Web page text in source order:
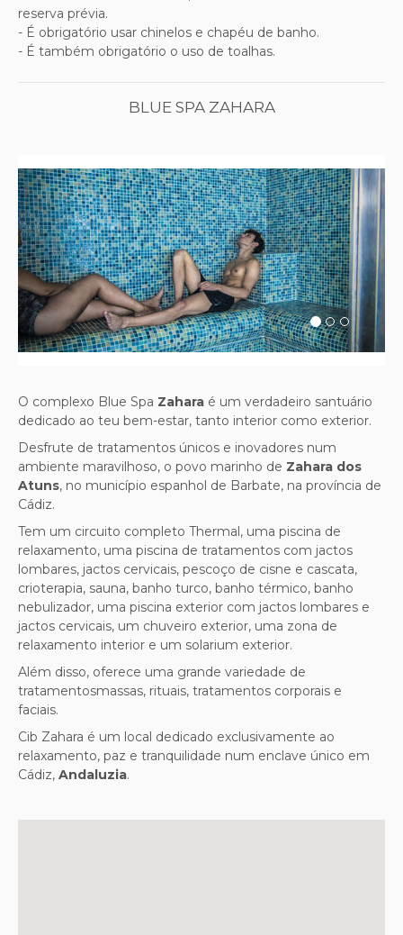
reserva prévia.
- É obrigatório usar chinelos e chapéu de banho.
- É também obrigatório o uso de toalhas.
BLUE SPA ZAHARA
Previous Next
O complexo Blue Spa Zahara é um verdadeiro santuário
dedicado ao teu bem-estar, tanto interior como exterior.
Desfrute de tratamentos únicos e inovadores num
ambiente maravilhoso, o povo marinho de Zahara dos
Atuns, no município espanhol de Barbate, na província de
Cádiz.
Tem um circuito completo Thermal, uma piscina de
relaxamento, uma piscina de tratamentos com jactos
lombares, jactos cervicais, pescoço de cisne e cascata,
crioterapia, sauna, banho turco, banho térmico, banho
nebulizador, uma piscina exterior com jactos lombares e
jactos cervicais, um chuveiro exterior, uma zona de
relaxamento interior e um solarium exterior.
Além disso, oferece uma grande variedade de
tratamentosmassas, rituais, tratamentos corporais e
faciais.
Cib Zahara é um local dedicado exclusivamente ao
relaxamento, paz e tranquilidade num enclave único em
Cádiz, Andaluzia.